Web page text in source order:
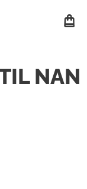
NAN